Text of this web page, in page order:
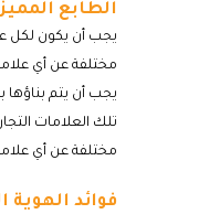
الطابع المميز
يجب أن يكون لكل
مختلفة عن أي
يجب أن يتم بناؤها
تلك العلامات
مختلفة عن أي
فوائد الهوية